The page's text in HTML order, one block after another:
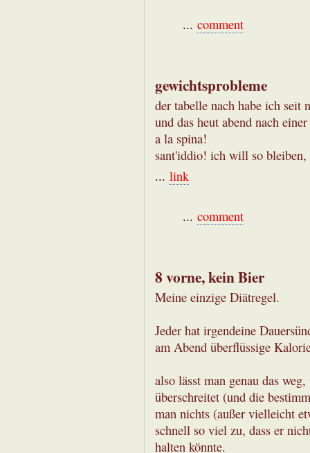
... comment
gewichtsprobleme
der tabelle nach habe ich seit
und das heut abend nach
a la spina!
sant'iddio! ich will so
... link
... comment
8 vorne, kein Bier
Meine einzige Diätregel.
Jeder hat irgendeine
am Abend überflüssige
also lässt man genau das
überschreitet (und die
man nichts (außer vielleicht
schnell so viel zu, dass er
halten könnte.